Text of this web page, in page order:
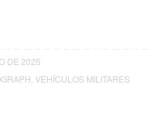
DE 2025
VEHÍCULOS MILITARES